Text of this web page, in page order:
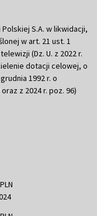
S.A. w likwidacji,
w art. 21 ust. 1
(Dz. U. z 2022 r.
dotacji celowej, o
1992 r. o
z 2024 r. poz. 96)